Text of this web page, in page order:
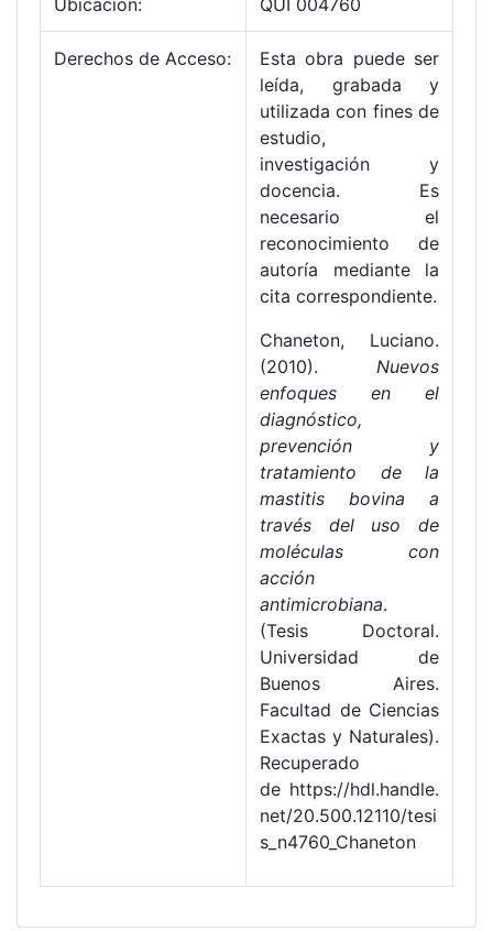
Ubicación: QUI 004760
Derechos de Acceso:
Esta obra puede ser
leída, grabada y
utilizada con fines de
estudio,
investigación y
docencia. Es
necesario el
reconocimiento de
autoría mediante la
cita correspondiente.
Chaneton, Luciano.
(2010). Nuevos
enfoques en el
diagnóstico,
prevención y
tratamiento de la
mastitis bovina a
través del uso de
moléculas con
acción
antimicrobiana.
(Tesis Doctoral.
Universidad de
Buenos Aires.
Facultad de Ciencias
Exactas y Naturales).
Recuperado
de https://hdl.handle.
net/20.500.12110/tesi
s_n4760_Chaneton